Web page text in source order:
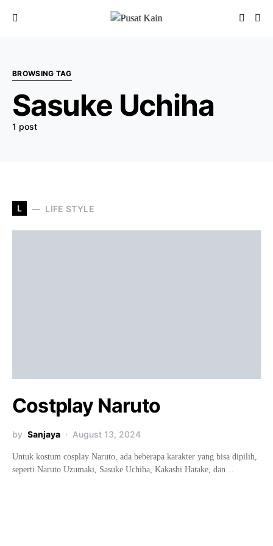
BROWSING TAG
Sasuke Uchiha
1 post
L LIFE STYLE
Costplay Naruto
by Sanjaya August 13, 2024
Untuk kostum cosplay Naruto, ada beberapa karakter yang bisa dipilih,
seperti Naruto Uzumaki, Sasuke Uchiha, Kakashi Hatake, dan…